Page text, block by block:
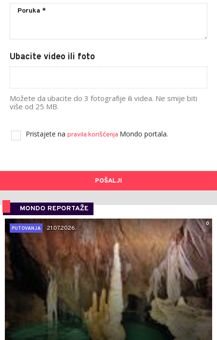
Ubacite video ili foto
Možete da ubacite do 3 fotografije ili videa. Ne smije biti
više od 25 MB.
Pristajete na pravila korišćenja Mondo portala.
POŠALJI
MONDO REPORTAŽE
0
PUTOVANJA
21.07.2026.